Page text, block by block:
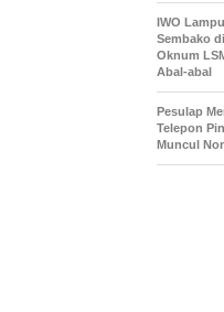
IWO
Sembako
Oknum
Abal-abal
Pesulap
Telepon
Muncul